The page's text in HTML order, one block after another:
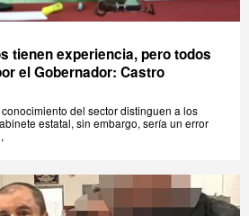
tienen experiencia, pero todos
el Gobernador: Castro
del sector distinguen a los
estatal, sin embargo, sería un error